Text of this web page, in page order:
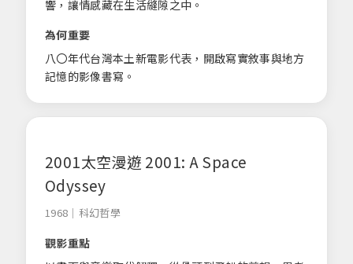
響，讓情感藏在生活縫隙之中。
為何重要
八〇年代台灣本土新電影代表，開啟寫實敘事與地方
記憶的影像書寫。
2001太空漫遊 2001: A Space
Odyssey
1968｜科幻哲學
觀影重點